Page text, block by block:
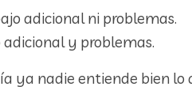
adicional ni problemas.
y problemas.
ya nadie entiende bien lo